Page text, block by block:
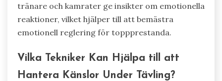
tränare och kamrater ge insikter om emotionella
reaktioner, vilket hjälper till att bemästra
emotionell reglering för toppprestanda.
Vilka Tekniker Kan Hjälpa till att
Hantera Känslor Under Tävling?